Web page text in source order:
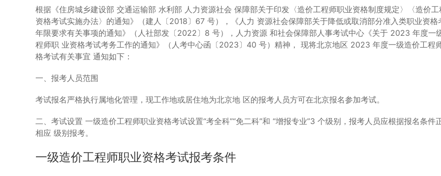
一
造
考
试
报
名
知！
根据《住房城乡建设部 交通运输部 水利部 人力资源社会 保障部关于印发〈造价工程师职业资格制度规定〉〈造价
资格考试实施办法〉的通知》（建人〔2018〕67 号），《人力 资源社会保障部关于降低或取消部分准入类职业资格
年限要求有关事项的通知》（人社部发〔2022〕8 号），人力资源 和社会保障部人事考试中心《关于 2023 年度一
程师职 业资格考试考务工作的通知》（人考中心函〔2023〕40 号）精神， 现将北京地区 2023 年度一级造价工程
格考试有关事宜 通知如下：
一、报考人员范围
考试报名严格执行属地化管理，现工作地或居住地为北京地 区的报考人员方可在北京报名参加考试。
二、考试设置 一级造价工程师职业资格考试设置“考全科”“免二科”和 “增报专业”3 个级别，报考人员应根据报名条件
相应 级别报考。
一级造价工程师职业资格考试报考条件